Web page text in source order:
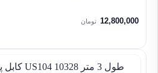
12,800,000 تومان